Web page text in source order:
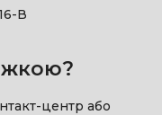
В
центр або